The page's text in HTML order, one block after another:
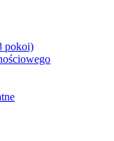
pokoi)